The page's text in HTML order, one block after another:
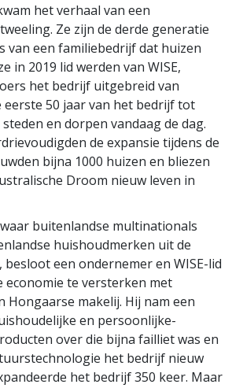
het verhaal van een
Ze zijn de derde generatie
van een familiebedrijf dat huizen
in 2019 lid werden van WISE,
het bedrijf uitgebreid van
eerste 50 jaar van het bedrijf tot
en dorpen vandaag de dag.
de expansie tijdens de
bijna 1000 huizen en bliezen
Droom nieuw leven in
buitenlandse multinationals
huishoudmerken uit de
besloot een ondernemer en WISE-lid
economie te versterken met
Hongaarse makelij. Hij nam een
en persoonlijke­
over die bijna failliet was en
het bedrijf nieuw
het bedrijf 350 keer. Maar